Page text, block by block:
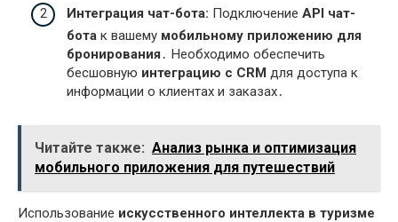
Интеграция чат-бота: Подключение API чат-
бота к вашему мобильному приложению для
бронирования ․ Необходимо обеспечить
бесшовную интеграцию с CRM для доступа к
информации о клиентах и заказах․
Читайте также: Анализ рынка и оптимизация
мобильного приложения для путешествий
Использование искусственного интеллекта в туризме